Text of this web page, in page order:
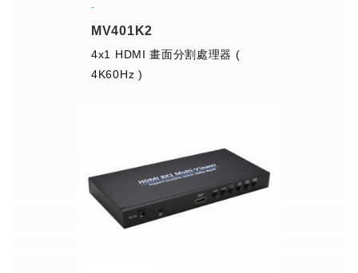
-
MV401K2
4x1 HDMI 畫面分割處理器 (
4K60Hz )